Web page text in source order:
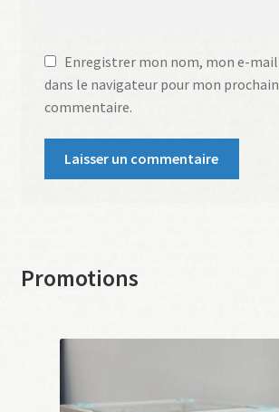
Enregistrer mon nom, mon e-
dans le navigateur pour mon prochain
commentaire.
Promotions